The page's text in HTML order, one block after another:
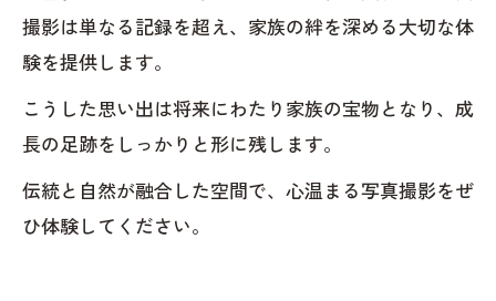
撮影は単なる記録を超え、家族の絆を深める大切な体
験を提供します。
こうした思い出は将来にわたり家族の宝物となり、成
長の足跡をしっかりと形に残します。
伝統と自然が融合した空間で、心温まる写真撮影をぜ
ひ体験してください。